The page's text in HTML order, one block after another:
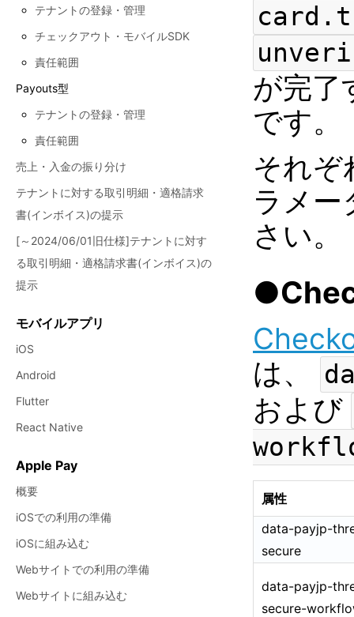
テナントの登録・管理
チェックアウト・モバイルSDK
責任範囲
Payouts型
テナントの登録・管理
責任範囲
売上・入金の振り分け
テナントに対する取引明細・適格請求
書(インボイス)の提示
[～2024/06/01旧仕様]テナントに対す
る取引明細・適格請求書(インボイス)の
提示
モバイルアプリ
iOS
Android
Flutter
React Native
Apple Pay
概要
iOSでの利用の準備
iOSに組み込む
Webサイトでの利用の準備
Webサイトに組み込む
が完了
です。
それぞ
ラメー
さい。
は、
および
属性
data-payjp-
secure
data-payjp-
secure-